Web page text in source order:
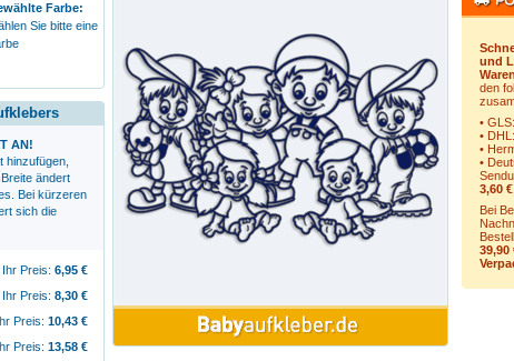
Farbe:
Sie bitte eine
AN!
hinzufügen,
ändert
Bei kürzeren
sich die
Ihr Preis: 6,95€
Ihr Preis: 8,30€
Preis: 10,43€
Preis: 13,58€
und
Waren
den
• GLS:
• DHL:
•
•
3,60 €
Bei